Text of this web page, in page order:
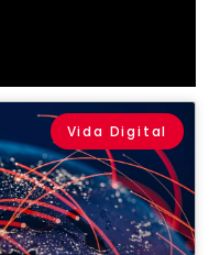
Vida Digital